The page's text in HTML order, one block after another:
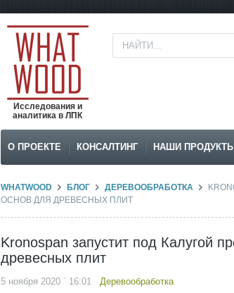
Исследования и
аналитика в ЛПК
О ПРОЕКТЕ КОНСАЛТИНГ НАШИ ПРОДУКТЫ
WHATWOOD БЛОГ ДЕРЕВООБРАБОТКА
ОСНОВ ДЛЯ ДРЕВЕСНЫХ ПЛИТ
Kronospan запустит под Калугой
древесных плит
5 ноября 2020 ` 16:01 Деревообработка